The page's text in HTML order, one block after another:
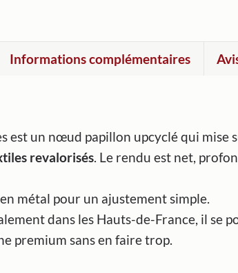
Informations complémentaires
est un nœud papillon upcyclé qui mise
revalorisés. Le rendu est net,
métal pour un ajustement simple.
dans les Hauts-de-France, il se
premium sans en faire trop.